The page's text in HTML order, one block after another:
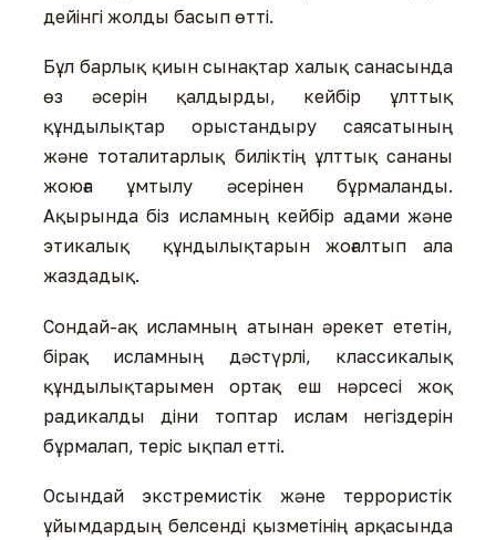
дейінгі жолды басып өтті.
Бұл барлық қиын сынақтар халық санасында
өз әсерін қалдырды, кейбір ұлттық
құндылықтар орыстандыру саясатының
және тоталитарлық биліктің ұлттық сананы
жоюға ұмтылу әсерінен бұрмаланды.
Ақырында біз исламның кейбір адами және
этикалық құндылықтарын жоғалтып ала
жаздадық.
Сондай-ақ исламның атынан әрекет ететін,
бірақ исламның дәстүрлі, классикалық
құндылықтарымен ортақ еш нәрсесі жоқ
радикалды діни топтар ислам негіздерін
бұрмалап, теріс ықпал етті.
Осындай экстремистік және террористік
ұйымдардың белсенді қызметінің арқасында